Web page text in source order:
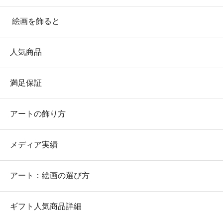
絵画を飾ると
人気商品
満足保証
アートの飾り方
メディア実績
アート：絵画の選び方
ギフト人気商品詳細